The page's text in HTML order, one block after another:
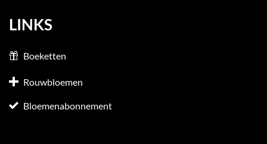
LINKS
Boeketten
Rouwbloemen
Bloemenabonnement